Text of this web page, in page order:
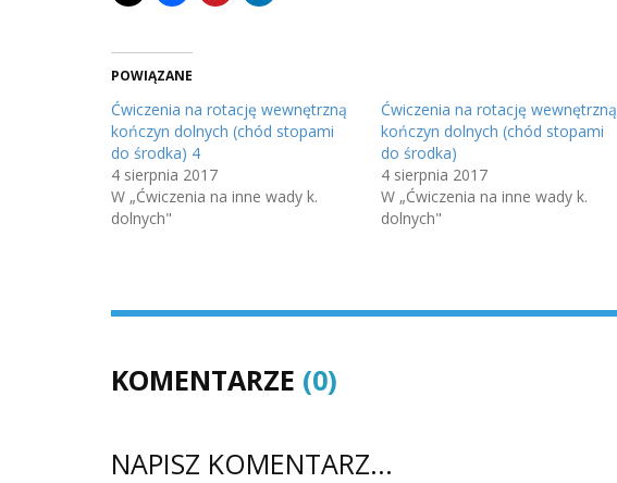
POWIĄZANE
Ćwiczenia na rotację wewnętrzną
kończyn dolnych (chód stopami
do środka) 4
4 sierpnia 2017
W „Ćwiczenia na inne wady k.
dolnych"
Ćwiczenia na rotację wewnętrzną
kończyn dolnych (chód stopami
do środka)
4 sierpnia 2017
W „Ćwiczenia na inne wady k.
dolnych"
KOMENTARZE (0)
NAPISZ KOMENTARZ...